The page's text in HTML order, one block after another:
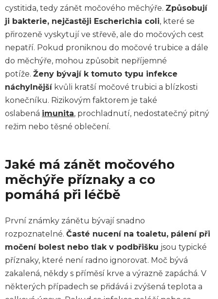
cystitida, tedy zánět močového měchýře. Způsobují
ji bakterie, nejčastěji Escherichia coli, které se
přirozeně vyskytují ve střevě, ale do močových cest
nepatří. Pokud proniknou do močové trubice a dále
do měchýře, mohou způsobit nepříjemné
potíže. Ženy bývají k tomuto typu infekce
náchylnější kvůli kratší močové trubici a blízkosti
konečníku. Rizikovým faktorem je také
oslabená imunita, prochladnutí, nedostatečný pitný
režim nebo těsné oblečení.
Jaké má zánět močového
měchýře příznaky a co
pomáhá při léčbě
První známky zánětu bývají snadno
rozpoznatelné. Časté nucení na toaletu, pálení při
močení bolest nebo tlak v podbřišku jsou typické
příznaky, které není radno ignorovat. Moč bývá
zakalená, někdy s příměsí krve a výrazně zapáchá. V
některých případech se přidává i zvýšená teplota a